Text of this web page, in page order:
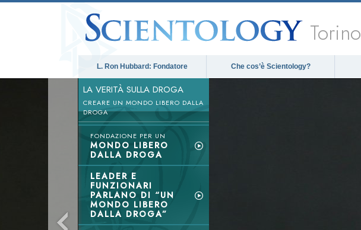
Torino
L. Ron Hubbard: Fondatore Che cos’è Scientology?
LA VERITÀ SULLA DROGA
CREARE UN MONDO LIBERO DALLA
DROGA
FONDAZIONE PER UN
MONDO LIBERO
DALLA DROGA
LEADER E
FUNZIONARI
PARLANO DI “UN
MONDO LIBERO
DALLA DROGA”